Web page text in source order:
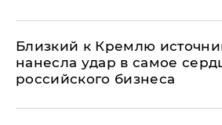
Близкий к Кремлю
нанесла удар в самое
российского бизнеса